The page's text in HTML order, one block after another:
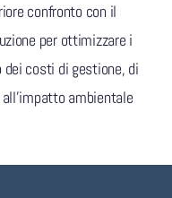
confronto con il
per ottimizzare i
costi di gestione, di
ambientale